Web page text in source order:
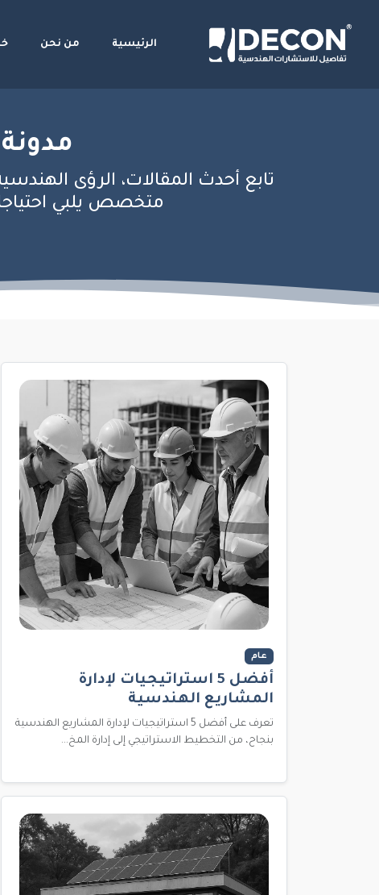
الرئيسية من نحن
تابع أحدث المقالات، الرؤى
متخصص يلبي
عام
أفضل 5 استراتيجيات لإدارة
المشاريع الهندسية
تعرف على أفضل 5 استراتيجيات لإدارة المشاريع الهندسية
بنجاح، من التخطيط الاستراتيجي إلى إدارة المخ...